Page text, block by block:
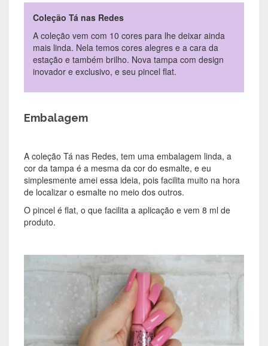
Coleção Tá nas Redes
A coleção vem com 10 cores para lhe deixar ainda
mais linda. Nela temos cores alegres e a cara da
estação e também brilho. Nova tampa com design
inovador e exclusivo, e seu pincel flat.
Embalagem
A coleção Tá nas Redes, tem uma embalagem linda, a
cor da tampa é a mesma da cor do esmalte, e eu
simplesmente amei essa ideia, pois facilita muito na hora
de localizar o esmalte no meio dos outros.
O pincel é flat, o que facilita a aplicação e vem 8 ml de
produto.